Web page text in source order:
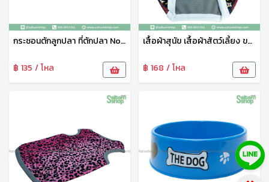
กระชอนตักลูกปลา ที่ตักปลา No.5 111
฿ 135 / โหล
เสื้อผ้าสุนัข เสื้อผ้าสัตว์เลี้ยง ขนาดเล็ก ชุดสัตว์เลี้ยง เสื้อผ้าสัตว์เลี้ยง เสื้อแมว สุนัข หมา ลายน่ารัก เจริญทรัพย์11
฿ 168 / โหล